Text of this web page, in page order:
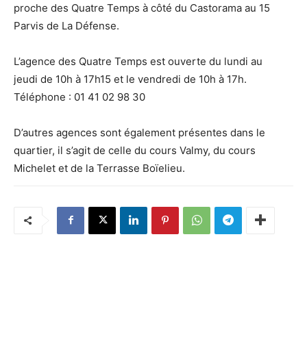
proche des Quatre Temps à côté du Castorama au 15
Parvis de La Défense.
L’agence des Quatre Temps est ouverte du lundi au
jeudi de 10h à 17h15 et le vendredi de 10h à 17h.
Téléphone : 01 41 02 98 30
D’autres agences sont également présentes dans le
quartier, il s’agit de celle du cours Valmy, du cours
Michelet et de la Terrasse Boïelieu.